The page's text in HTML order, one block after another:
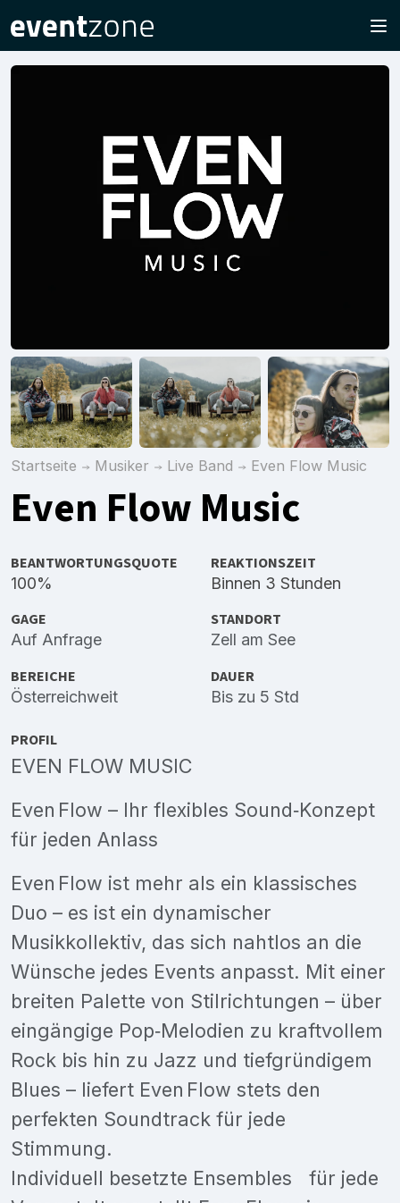
Startseite Musiker Live Band Even Flow Music
Even Flow Music
BEANTWORTUNGSQUOTE
100%
REAKTIONSZEIT
Binnen 3 Stunden
GAGE
Auf Anfrage
STANDORT
Zell am See
BEREICHE
Österreichweit
DAUER
Bis zu 5 Std
PROFIL
EVEN FLOW MUSIC
Even Flow – Ihr flexibles Sound‑Konzept
für jeden Anlass
Even Flow ist mehr als ein klassisches
Duo – es ist ein dynamischer
Musikkollektiv, das sich nahtlos an die
Wünsche jedes Events anpasst. Mit einer
breiten Palette von Stilrichtungen – über
eingängige Pop‑Melodien zu kraftvollem
Rock bis hin zu Jazz und tiefgründigem
Blues – liefert Even Flow stets den
perfekten Soundtrack für jede
Stimmung.
Individuell besetzte Ensembles für jede